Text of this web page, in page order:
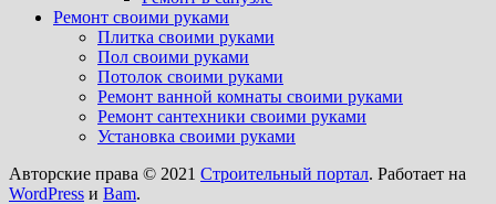
Ремонт своими руками
Плитка своими руками
Пол своими руками
Потолок своими руками
Ремонт ванной комнаты своими руками
Ремонт сантехники своими руками
Установка своими руками
Авторские права © 2021 Строительный портал. Работает на
WordPress и Bam.